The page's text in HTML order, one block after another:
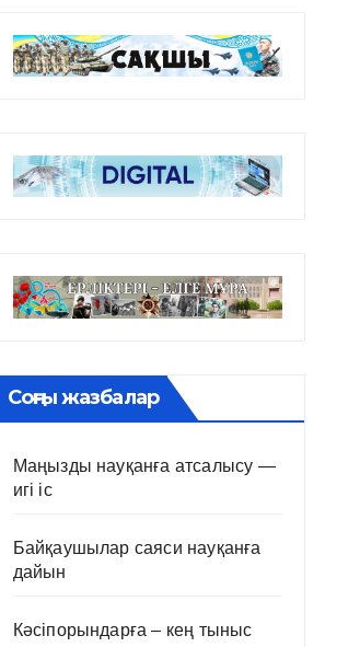
Соңғы жазбалар
Маңызды науқанға атсалысу —
игі іс
Байқаушылар саяси науқанға
дайын
Кәсіпорындарға – кең тыныс